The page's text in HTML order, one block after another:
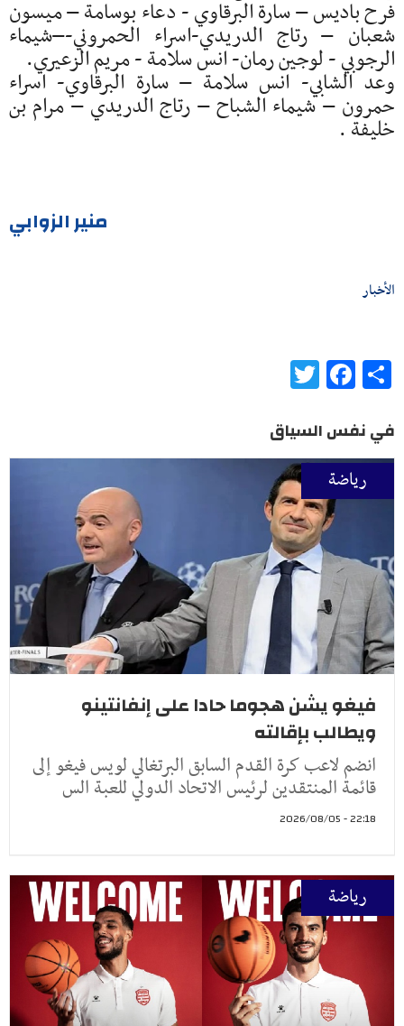
فرح باديس – سارة البرقاوي - دعاء بوسامة – ميسون
شعبان – رتاج الدريدي-اسراء الحمروني-–شيماء
الرجوبي - لوجين رمان- انس سلامة - مريم الزعيري.
وعد الشابي- انس سلامة – سارة البرقاوي- اسراء
حمرون – شيماء الشباح – رتاج الدريدي – مرام بن
خليفة .
منير الزوابي
الأخبار
Share
Facebook
في نفس السياق
رياضة
فيغو يشن هجوما حادا على إنفانتينو
ويطالب بإقالته
انضم لاعب كرة القدم السابق البرتغالي لويس فيغو إلى
قائمة المنتقدين لرئيس الاتحاد الدولي للعبة الس
22:18 - 2026/08/05
رياضة